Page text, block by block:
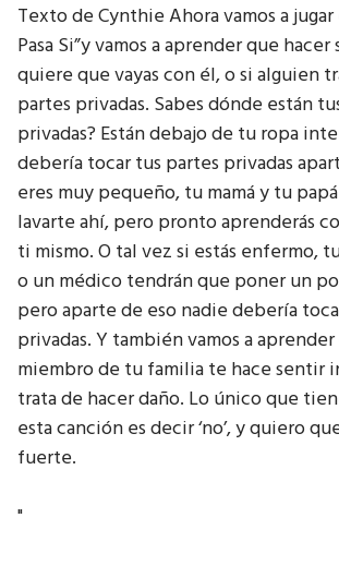
Texto de Cynthie Ahora vamos a jugar
Pasa Si”y vamos a aprender que
quiere que vayas con él, o si alguien
partes privadas. Sabes dónde están
privadas? Están debajo de tu ropa
debería tocar tus partes privadas
eres muy pequeño, tu mamá y tu
lavarte ahí, pero pronto aprenderás
ti mismo. O tal vez si estás enfermo,
o un médico tendrán que poner un
pero aparte de eso nadie debería
privadas. Y también vamos a
miembro de tu familia te hace sentir
trata de hacer daño. Lo único que
esta canción es decir ‘no’, y quiero
fuerte.
"